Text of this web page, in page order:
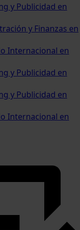
y Publicidad en
y Finanzas en
Internacional en
y Publicidad en
y Publicidad en
Internacional en